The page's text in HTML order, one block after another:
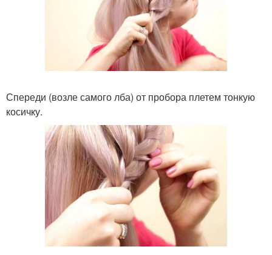
Спереди (возле самого лба) от пробора плетем тонкую
косичку.